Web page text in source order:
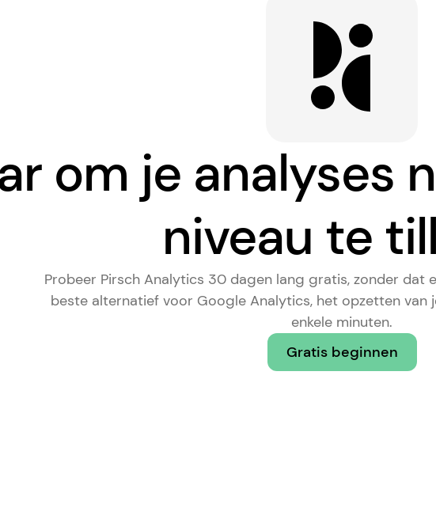
om je analyses
niveau te
Probeer Pirsch Analytics 30 dagen lang gratis, zonder dat
beste alternatief voor Google Analytics, het opzetten van
enkele minuten.
Gratis beginnen